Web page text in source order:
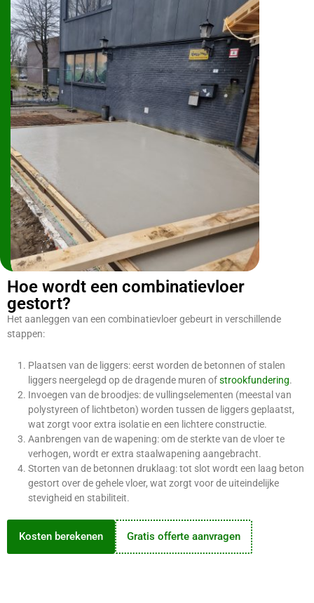
Hoe wordt een combinatievloer
gestort?
Het aanleggen van een combinatievloer gebeurt in verschillende
stappen:
Plaatsen van de liggers: eerst worden de betonnen of stalen
liggers neergelegd op de dragende muren ofstrookfundering.
Invoegen van de broodjes: de vullingselementen (meestal van
polystyreen of lichtbeton) worden tussen de liggers geplaatst,
wat zorgt voor extra isolatie en een lichtere constructie.
Aanbrengen van de wapening: om de sterkte van de vloer te
verhogen, wordt er extra staalwapening aangebracht.
Storten van de betonnen druklaag: tot slot wordt een laag beton
gestort over de gehele vloer, wat zorgt voor de uiteindelijke
stevigheid en stabiliteit.
Kosten berekenen Gratis offerte aanvragen